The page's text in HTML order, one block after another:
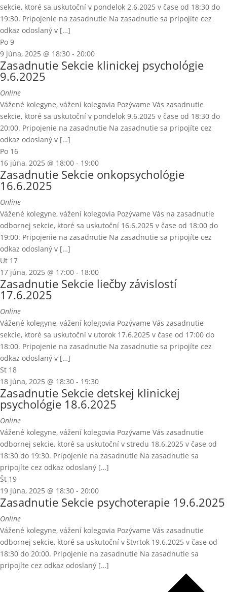
sekcie, ktoré sa uskutoční v pondelok 2.6.2025 v čase od 18:30 do
19:30. Pripojenie na zasadnutie Na zasadnutie sa pripojíte cez
odkaz odoslaný v […]
Po 9
9 júna, 2025 @ 18:30 - 20:00
Zasadnutie Sekcie klinickej psychológie
9.6.2025
Online
Vážené kolegyne, vážení kolegovia Pozývame Vás zasadnutie
sekcie, ktoré sa uskutoční v pondelok 9.6.2025 v čase od 18:30 do
20:00. Pripojenie na zasadnutie Na zasadnutie sa pripojíte cez
odkaz odoslaný v […]
Po 16
16 júna, 2025 @ 18:00 - 19:00
Zasadnutie Sekcie onkopsychológie
16.6.2025
Online
Vážené kolegyne, vážení kolegovia Pozývame Vás na zasadnutie
odbornej sekcie, ktoré sa uskutoční 16.6.2025 v čase od 18:00 do
19:00. Pripojenie na zasadnutie Na zasadnutie sa pripojíte cez
odkaz odoslaný v […]
Ut 17
17 júna, 2025 @ 17:00 - 18:00
Zasadnutie Sekcie liečby závislostí
17.6.2025
Online
Vážené kolegyne, vážení kolegovia Pozývame Vás zasadnutie
sekcie, ktoré sa uskutoční v utorok 17.6.2025 v čase od 17:00 do
18:00. Pripojenie na zasadnutie Na zasadnutie sa pripojíte cez
odkaz odoslaný v […]
St 18
18 júna, 2025 @ 18:30 - 19:30
Zasadnutie Sekcie detskej klinickej
psychológie 18.6.2025
Online
Vážené kolegyne, vážení kolegovia Pozývame Vás zasadnutie
odbornej sekcie, ktoré sa uskutoční v stredu 18.6.2025 v čase od
18:30 do 19:30. Pripojenie na zasadnutie Na zasadnutie sa
pripojíte cez odkaz odoslaný […]
Št 19
19 júna, 2025 @ 18:30 - 20:00
Zasadnutie Sekcie psychoterapie 19.6.2025
Online
Vážené kolegyne, vážení kolegovia Pozývame Vás zasadnutie
odbornej sekcie, ktoré sa uskutoční v štvrtok 19.6.2025 v čase od
18:30 do 20:00. Pripojenie na zasadnutie Na zasadnutie sa
pripojíte cez odkaz odoslaný […]